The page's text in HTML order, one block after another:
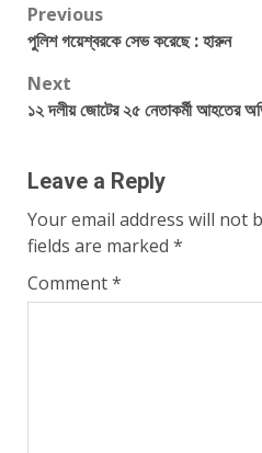
Post
navigation
Previous
পুলিশ গয়েশ্বরকে সেভ করেছে : হারুন
Next
১২ দলীয় জোটের ২৫ নেতাকর্মী আহতের
Leave a Reply
Your email address will not
fields are marked *
Comment*